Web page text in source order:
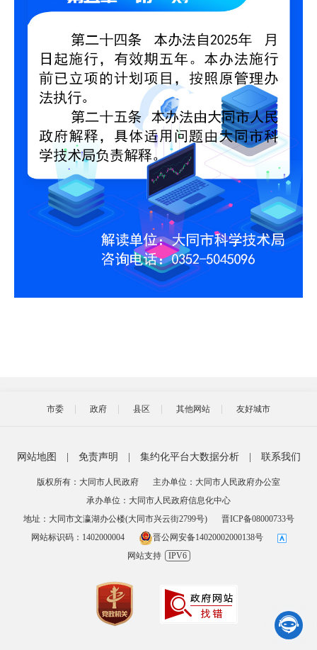

市委 政府 县区 其他网站 友好城市
网站地图 免责声明 集约化平台大数据分析 联系我们
版权所有：大同市人民政府
主办单位：大同市人民政府办公室
承办单位：大同市人民政府信息化中心
地址：大同市文瀛湖办公楼(大同市兴云街2799号)
晋ICP备08000733号
网站标识码：1402000004
晋公网安备14020002000138号
网站支持
IPV6